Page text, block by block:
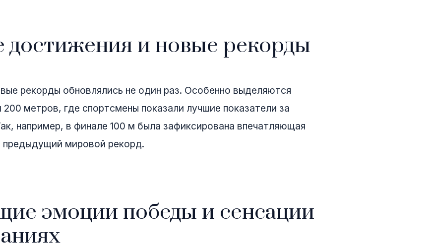
достижения и новые рекорды
рекорды обновлялись не один раз. Особенно выделяются
200 метров, где спортсмены показали лучшие показатели за
например, в финале 100 м была зафиксирована впечатляющая
предыдущий мировой рекорд.
эмоции победы и сенсации